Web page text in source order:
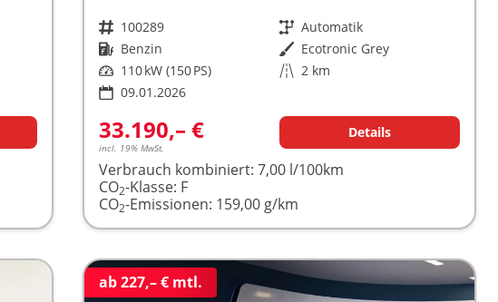
Fahrzeugnr. 100289 Getriebe Automatik
Kraftstoff Benzin Außenfarbe Ecotronic Grey
Leistung 110 kW (150 PS) Kilometerstand 2 km
09.01.2026
33.190,– €
incl. 19% MwSt.
Details
Verbrauch kombiniert: 7,00 l/100km
CO2-Klasse: F
CO2-Emissionen: 159,00 g/km
ab 227,– € mtl.